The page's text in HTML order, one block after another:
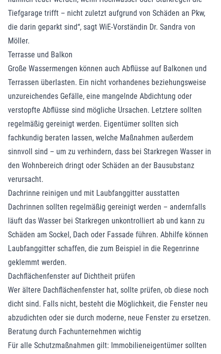
Tiefgarage trifft – nicht zuletzt aufgrund von Schäden an Pkw,
die darin geparkt sind“, sagt WiE-Vorständin Dr. Sandra von
Möller.
Terrasse und Balkon
Große Wassermengen können auch Abflüsse auf Balkonen und
Terrassen überlasten. Ein nicht vorhandenes beziehungsweise
unzureichendes Gefälle, eine mangelnde Abdichtung oder
verstopfte Abflüsse sind mögliche Ursachen. Letztere sollten
regelmäßig gereinigt werden. Eigentümer sollten sich
fachkundig beraten lassen, welche Maßnahmen außerdem
sinnvoll sind – um zu verhindern, dass bei Starkregen Wasser in
den Wohnbereich dringt oder Schäden an der Bausubstanz
verursacht.
Dachrinne reinigen und mit Laubfanggitter ausstatten
Dachrinnen sollten regelmäßig gereinigt werden – andernfalls
läuft das Wasser bei Starkregen unkontrolliert ab und kann zu
Schäden am Sockel, Dach oder Fassade führen. Abhilfe können
Laubfanggitter schaffen, die zum Beispiel in die Regenrinne
geklemmt werden.
Dachflächenfenster auf Dichtheit prüfen
Wer ältere Dachflächenfenster hat, sollte prüfen, ob diese noch
dicht sind. Falls nicht, besteht die Möglichkeit, die Fenster neu
abzudichten oder sie durch moderne, neue Fenster zu ersetzen.
Beratung durch Fachunternehmen wichtig
Für alle Schutzmaßnahmen gilt: Immobilieneigentümer sollten